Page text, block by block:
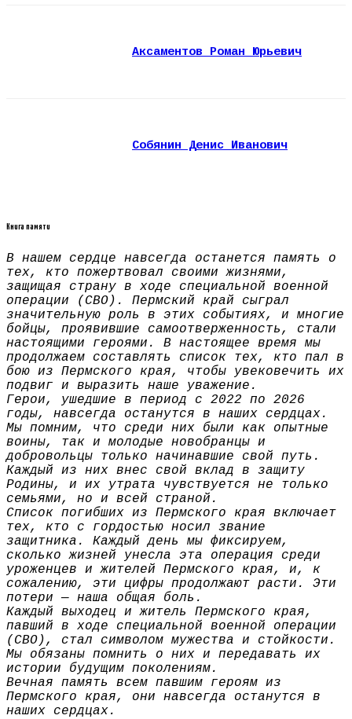
Аксаментов Роман Юрьевич
Собянин Денис Иванович
Книга памяти
В нашем сердце навсегда останется память о
тех, кто пожертвовал своими жизнями,
защищая страну в ходе специальной военной
операции (СВО). Пермский край сыграл
значительную роль в этих событиях, и многие
бойцы, проявившие самоотверженность, стали
настоящими героями. В настоящее время мы
продолжаем составлять список тех, кто пал в
бою из Пермского края, чтобы увековечить их
подвиг и выразить наше уважение.
Герои, ушедшие в период с 2022 по 2026
годы, навсегда останутся в наших сердцах.
Мы помним, что среди них были как опытные
воины, так и молодые новобранцы и
добровольцы только начинавшие свой путь.
Каждый из них внес свой вклад в защиту
Родины, и их утрата чувствуется не только
семьями, но и всей страной.
Список погибших из Пермского края включает
тех, кто с гордостью носил звание
защитника. Каждый день мы фиксируем,
сколько жизней унесла эта операция среди
уроженцев и жителей Пермского края, и, к
сожалению, эти цифры продолжают расти. Эти
потери — наша общая боль.
Каждый выходец и житель Пермского края,
павший в ходе специальной военной операции
(СВО), стал символом мужества и стойкости.
Мы обязаны помнить о них и передавать их
истории будущим поколениям.
Вечная память всем павшим героям из
Пермского края, они навсегда останутся в
наших сердцах.